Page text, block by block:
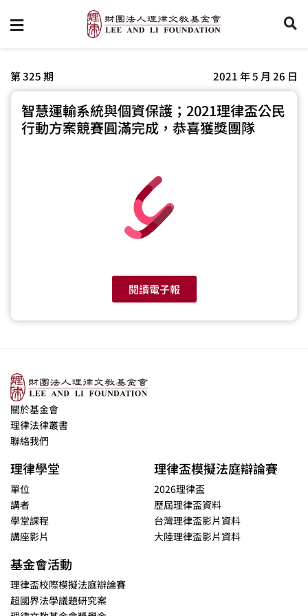
第 325 期 2021 年 5 月 26 日
智慧運輸系統與個資保護；2021理律盃公民
行動方案競賽圓滿完成，恭喜獲獎團隊
閱讀電子報
關於基金會
理律法律叢書
聯絡我們
理律學堂
單位
講者
學堂課程
講座影片
理律盃模擬法庭辯論賽
2026理律盃
歷屆理律盃資料
台灣理律盃影片資料
大陸理律盃影片資料
基金會活動
理律盃校際模擬法庭辯論賽
超國界法學議題研究案